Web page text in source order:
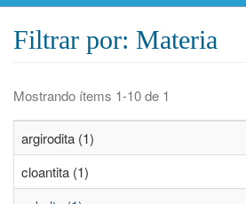
Filtrar por: Materia
Mostrando ítems 1-10 de 1
argirodita (1)
cloantita (1)